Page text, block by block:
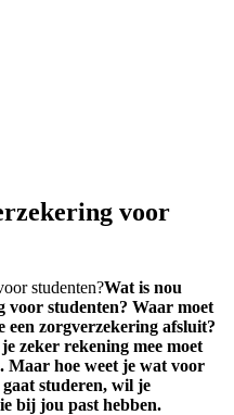
voor
Wat is nou
voor studenten? Waar moet
een zorgverzekering afsluit?
zeker rekening mee moet
Maar hoe weet je wat voor
studeren, wil je
bij jou past hebben.